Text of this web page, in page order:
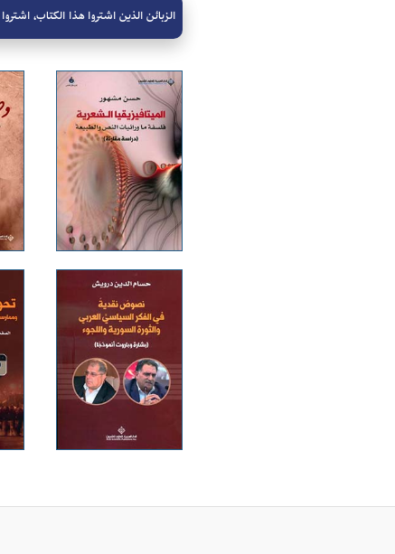
الزبائن الذين اشتروا هذا الكتاب،